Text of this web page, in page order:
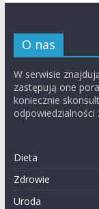
O nas
W serwisie
zastępują one
koniecznie
odpowiedzialności
Dieta
Zdrowie
Uroda